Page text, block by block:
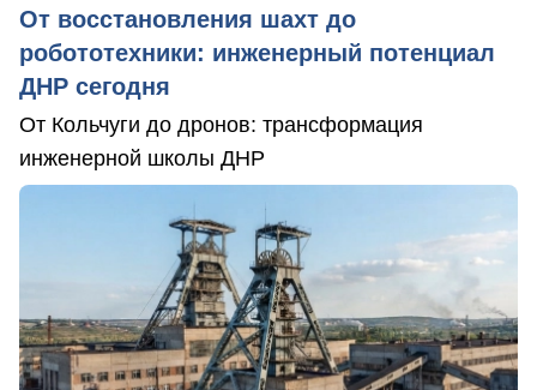
От восстановления шахт до
робототехники: инженерный потенциал
ДНР сегодня
От Кольчуги до дронов: трансформация
инженерной школы ДНР